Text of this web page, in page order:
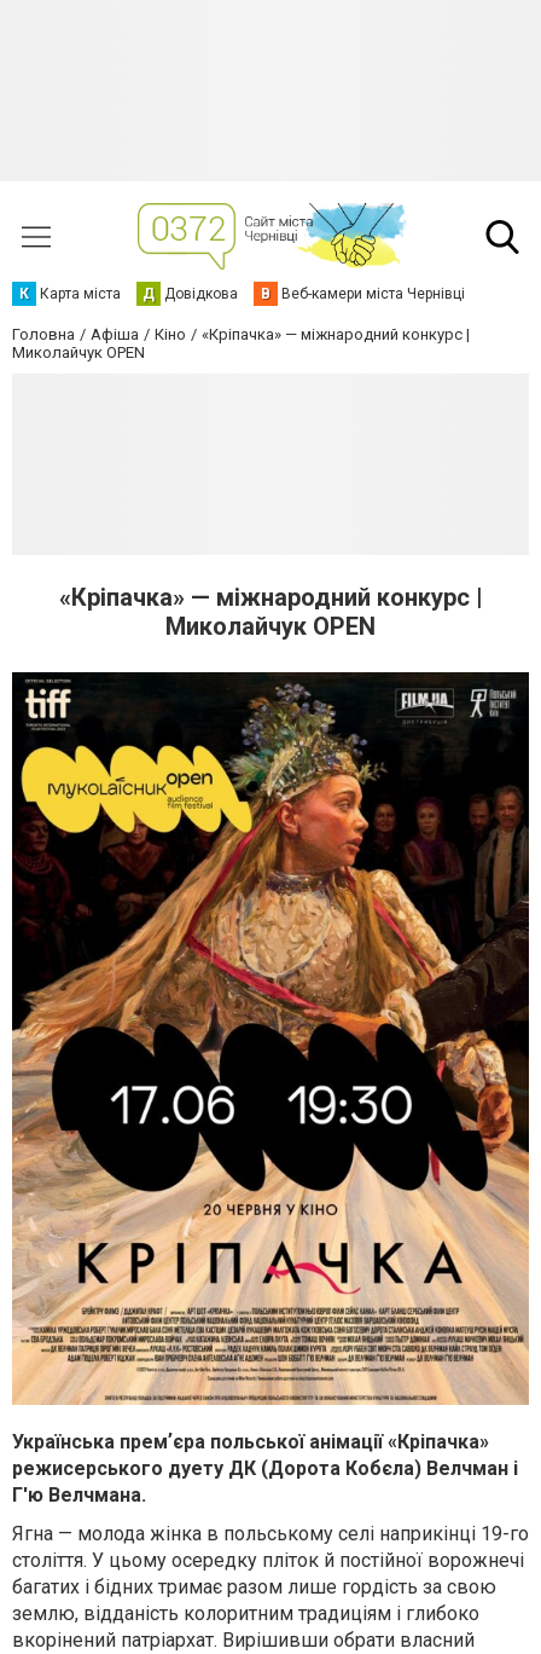
К Карта міста Д Довідкова В Веб-камери міста Чернівці
Головна Афіша Кіно
«Кріпачка» — міжнародний конкурс |
Миколайчук OPEN
«Кріпачка» — міжнародний конкурс |
Миколайчук OPEN
Українська премʼєра польської анімації «Кріпачка»
режисерського дуету ДК (Дорота Кобєла) Велчман і
Г'ю Велчмана.
Ягна — молода жінка в польському селі наприкінці 19-го
століття. У цьому осередку пліток й постійної ворожнечі
багатих і бідних тримає разом лише гордість за свою
землю, відданість колоритним традиціям і глибоко
вкорінений патріархат. Вирішивши обрати власний